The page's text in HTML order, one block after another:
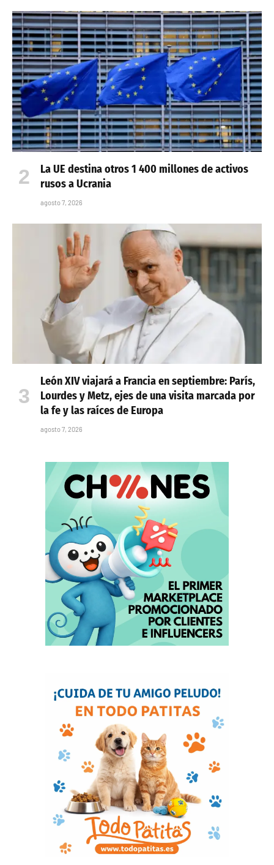
La UE destina otros 1 400 millones de activos
rusos a Ucrania
agosto 7, 2026
León XIV viajará a Francia en septiembre: París,
Lourdes y Metz, ejes de una visita marcada por
la fe y las raíces de Europa
agosto 7, 2026